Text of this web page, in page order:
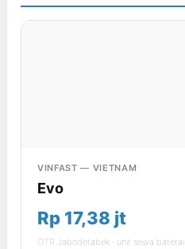
VINFAST — VIETNAM
Evo
Rp 17,38 jt
OTR Jabodetabek · unit sewa baterai